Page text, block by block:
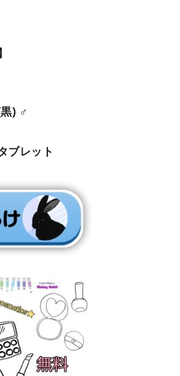
) ♂
ブレット